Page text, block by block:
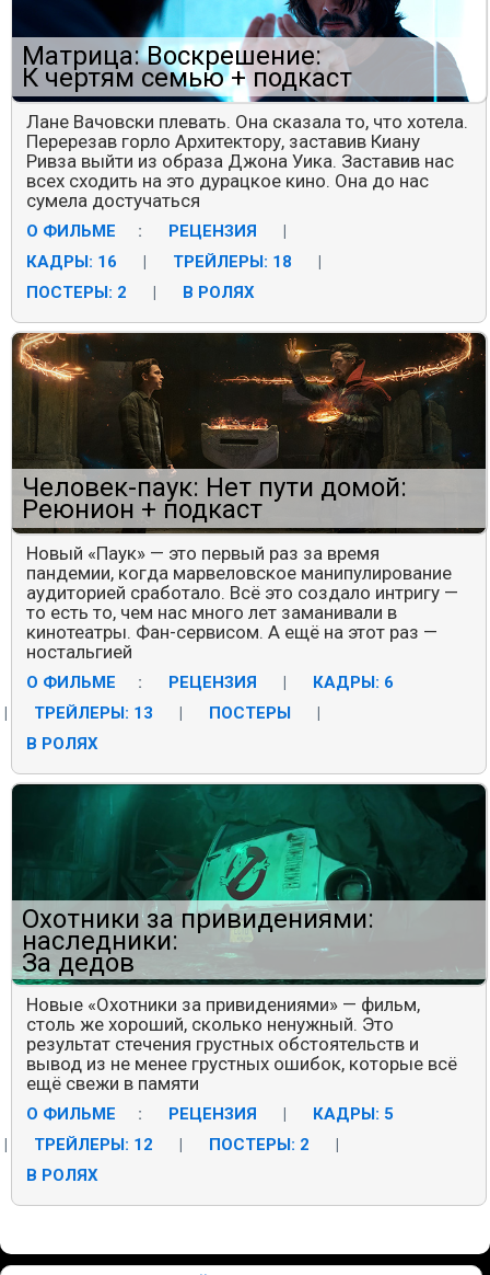
Матрица: Воскрешение:
К чертям семью + подкаст
Лане Вачовски плевать. Она сказала то, что хотела.
Перерезав горло Архитектору, заставив Киану
Ривза выйти из образа Джона Уика. Заставив нас
всех сходить на это дурацкое кино. Она до нас
сумела достучаться
О ФИЛЬМЕ : РЕЦЕНЗИЯ
|
КАДРЫ: 16
| ТРЕЙЛЕРЫ: 18
|
ПОСТЕРЫ: 2
| В РОЛЯХ
Человек-паук: Нет пути домой:
Реюнион + подкаст
Новый «Паук» — это первый раз за время
пандемии, когда марвеловское манипулирование
аудиторией сработало. Всё это создало интригу —
то есть то, чем нас много лет заманивали в
кинотеатры. Фан-сервисом. А ещё на этот раз —
ностальгией
О ФИЛЬМЕ : РЕЦЕНЗИЯ |
КАДРЫ: 6
|
ТРЕЙЛЕРЫ: 13 | ПОСТЕРЫ
|
В РОЛЯХ
Охотники за привидениями:
наследники:
За дедов
Новые «Охотники за привидениями» — фильм,
столь же хороший, сколько ненужный. Это
результат стечения грустных обстоятельств и
вывод из не менее грустных ошибок, которые всё
ещё свежи в памяти
О ФИЛЬМЕ : РЕЦЕНЗИЯ |
КАДРЫ: 5
|
ТРЕЙЛЕРЫ: 12 | ПОСТЕРЫ: 2
|
В РОЛЯХ